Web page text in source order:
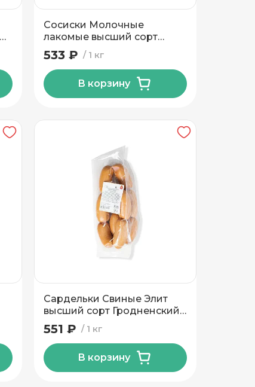
Сосиски Молочные
лакомые высший сорт
Могилевский МК
1 кг
533 ₽
В корзину
Сардельки Свиные Элит
высший сорт Гродненский
МК
1 кг
551 ₽
В корзину